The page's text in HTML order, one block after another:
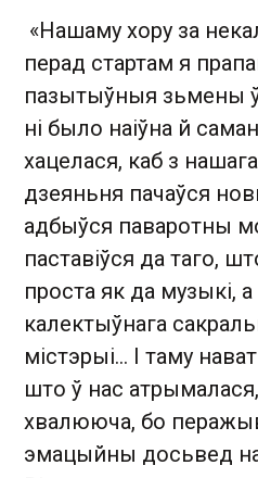
«Нашаму хору за
перад стартам я
пазытыўныя зьмены
ні было наіўна й
хацелася, каб з
дзеяньня пачаўся
адбыўся паваротны
паставіўся да таго,
проста як да музыкі,
калектыўнага
містэрыі... І таму
што ў нас
хвалююча, бо
эмацыйны досьвед